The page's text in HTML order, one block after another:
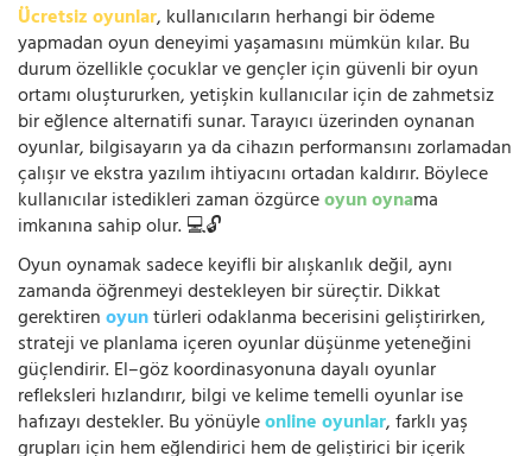
Ücretsiz oyunlar, kullanıcıların herhangi bir ödeme
yapmadan oyun deneyimi yaşamasını mümkün kılar. Bu
durum özellikle çocuklar ve gençler için güvenli bir oyun
ortamı oluştururken, yetişkin kullanıcılar için de zahmetsiz
bir eğlence alternatifi sunar. Tarayıcı üzerinden oynanan
oyunlar, bilgisayarın ya da cihazın performansını zorlamadan
çalışır ve ekstra yazılım ihtiyacını ortadan kaldırır. Böylece
kullanıcılar istedikleri zaman özgürceoyun oynama
imkanına sahip olur. 💻🔓
Oyun oynamak sadece keyifli bir alışkanlık değil, aynı
zamanda öğrenmeyi destekleyen bir süreçtir. Dikkat
gerektirenoyuntürleri odaklanma becerisini geliştirirken,
strateji ve planlama içeren oyunlar düşünme yeteneğini
güçlendirir. El–göz koordinasyonuna dayalı oyunlar
refleksleri hızlandırır, bilgi ve kelime temelli oyunlar ise
hafızayı destekler. Bu yönüyleonline oyunlar, farklı yaş